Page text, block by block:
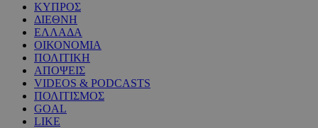
ΚΥΠΡΟΣ
ΔΙΕΘΝΗ
ΕΛΛΑΔΑ
ΟΙΚΟΝΟΜΙΑ
ΠΟΛΙΤΙΚΗ
ΑΠΟΨΕΙΣ
VIDEOS & PODCASTS
ΠΟΛΙΤΙΣΜΟΣ
GOAL
LIKE